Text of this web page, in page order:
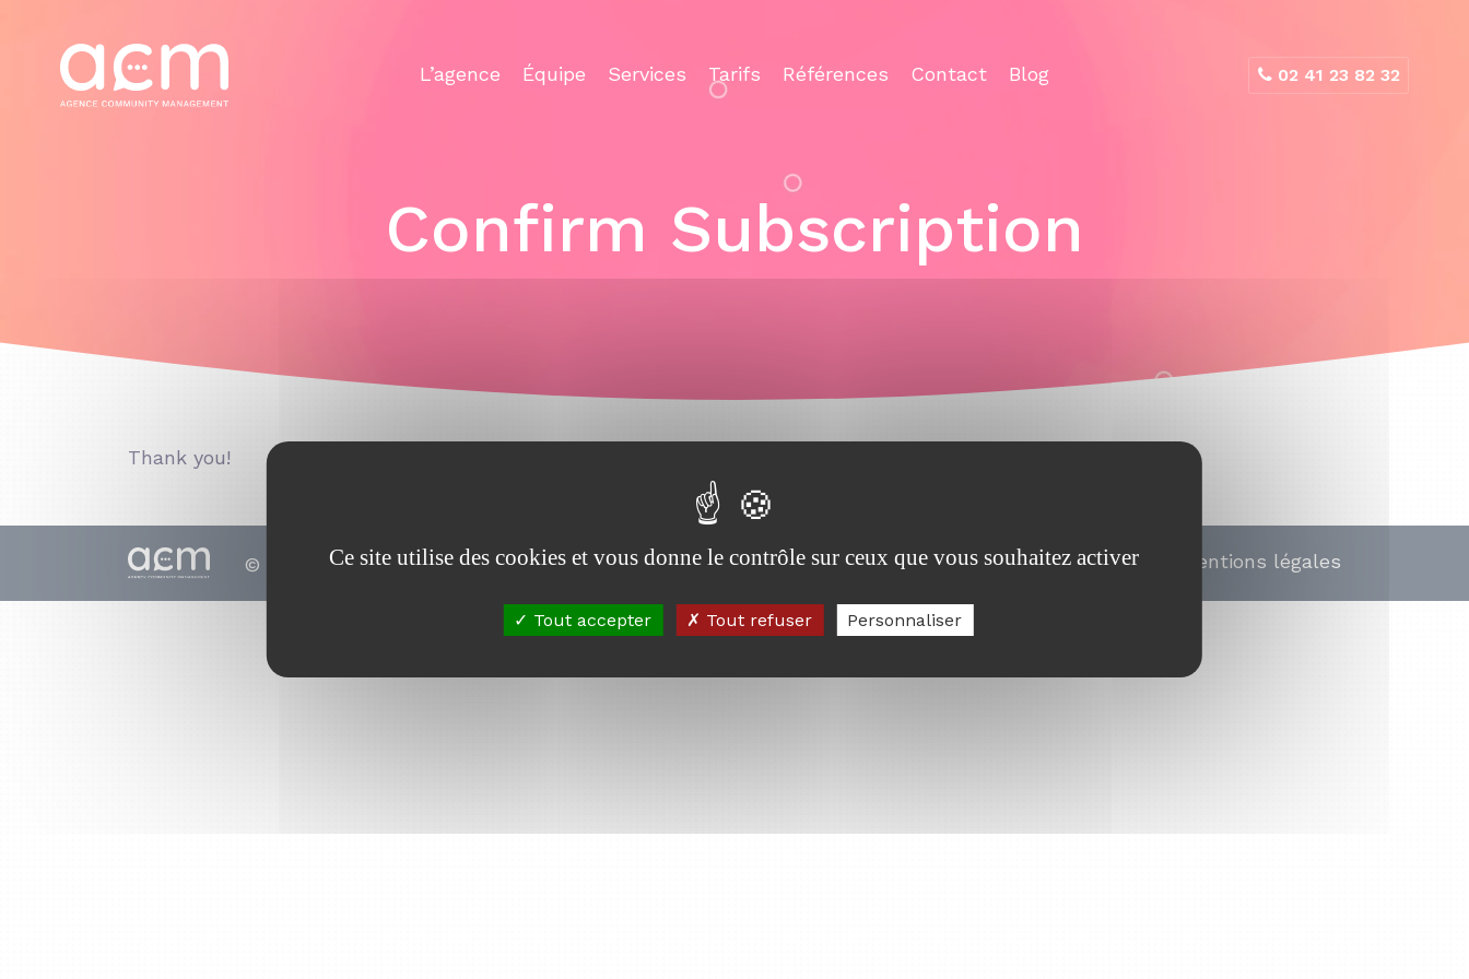
02 41 23 82 32
L’agence Équipe Services Tarifs Références Contact Blog
Confirm Subscription
Thank you!
© 2010 - 2026 Mentions légales
Ce site utilise des cookies et vous donne le contrôle sur ceux que vous souhaitez activer
Tout accepter Tout refuser Personnaliser